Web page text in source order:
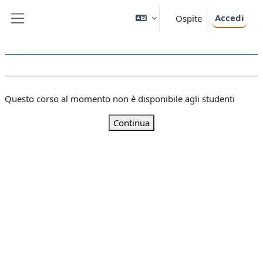
Ospite Accedi
Questo corso al momento non è disponibile agli studenti
Continua